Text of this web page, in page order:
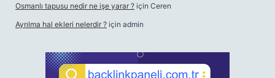
Osmanlı tapusu nedir ne işe yarar ? için Ceren
Ayrılma hal ekleri nelerdir ? için admin